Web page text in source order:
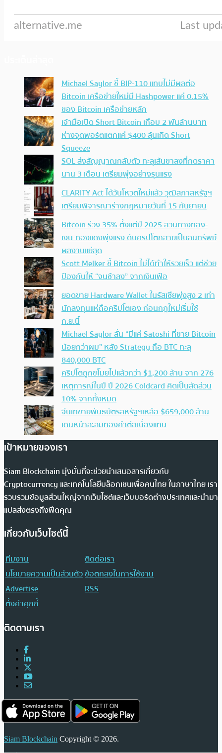
Michael Saylor ชี้ BIP-110 แทบไม่มีผลต่อ
Bitcoin เครือข่ายใหม่มี Hashpower แค่ 0.15%
ของ Bitcoin เครือข่ายหลัก
เจ้ามือเปิด Short Bitcoin เกือบ 2 พันล้านบาท
ห่างจุดพอร์ตแตกแค่ $400 ลุ้นเกิด Short
Squeeze
SOL ส่งสัญญาณกลับตัว ทะลุเส้นขาลงที่กดราคา
นาน 3 เดือน เตรียมพุ่งอย่างรุนแรง
CLARITY Act ได้วันโหวตใหม่แล้ว วุฒิสภาสหรัฐฯ
เตรียมพิจารณาร่างกฎหมายวันที่ 15 กันยายน
Bitcoin ร่วง 35% ตั้งแต่ปี 2025 สวนทางทอง-
เงิน-ทองแดงพุ่งแรง ดันคริปโตกลายเป็นสินทรัพย์
ผลงานแย่สุด
Scott Melker ชี้ Bitcoin ไม่ได้ทำให้รวยเร็ว แต่ช่วย
ป้องกันให้ “จนช้าลง” จากเงินเฟ้อ
ยอดขาย Hardware Wallet ในรัสเซียพุ่งสูง 2 เท่า
นักลงทุนแห่ถือคริปโตเอง ก่อนกฎใหม่เริ่มใช้
ก.ย.นี้
Michael Saylor ลั่น “มีแค่ Satoshi ที่ขาย Bitcoin
น้อยกว่าผม” หลัง Strategy ถือ BTC ทะลุ
840,000 BTC
คริปโตถูกขโมยไปแล้วกว่า $1,200 ล้าน จาก 276
เหตุการณ์ในปี ปี 2026 Coldcard คิดเป็นสัดส่วน
10% จากทั้งหมด
จีนเทขายพันธบัตรสหรัฐฯเหลือ $659,000 ล้าน
เดินหน้าสะสมทองคำต่อเนื่องแทน
เป้าหมายของเรา
Siam Blockchain มุ่งมั่นที่จะช่วยนำเสนอสารเกี่ยวกับ
Cryptocurrency และเทคโนโลยีบล็อกเชนเพื่อคนไทย ในภาษาไทย เรา
รวบรวมข้อมูลส่วนใหญ่จากเว็บไซต์และเว็บบอร์ดต่างประเทศและนำมา
แปลส่งตรงถึงฟีดคุณ
เกี่ยวกับเว็บไซต์นี้
ทีมงาน
ติดต่อเรา
นโยบายความเป็นส่วนตัวข้อตกลงในการใช้งาน
Advertise
RSS
ตั้งค่าคุกกี้
ติดตามเรา
Siam Blockchain Copyright © 2026.